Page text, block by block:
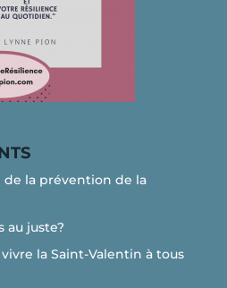
de la prévention de la
au juste?
vivre la Saint-Valentin à tous